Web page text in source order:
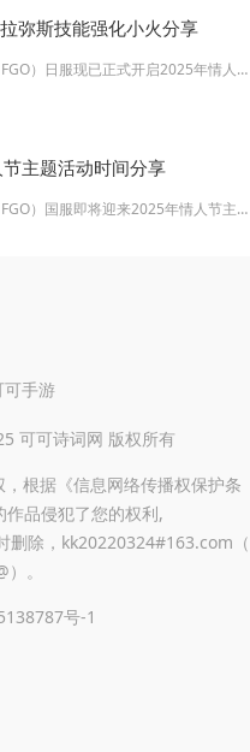
，帮助各位御主轻松攻克难关！
弥斯技能强化小火分享
）日服现已正式开启2025年情人节
，我们将为大家详细解析FGO日服塞
主题活动时间分享
）国服即将迎来2025年情人节主题
可手游
可可诗词网 版权所有
根据《信息网络传播权保护条
品侵犯了您的权利,
删除，kk20220324#163.com
。
号-1